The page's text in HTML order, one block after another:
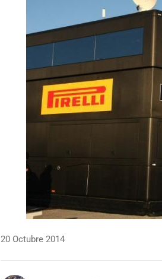
20 Octubre 2014